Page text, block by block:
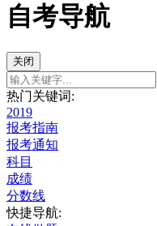
自考导航
关闭
热门关键词:
2019
报考指南
报考通知
科目
成绩
分数线
快捷导航: